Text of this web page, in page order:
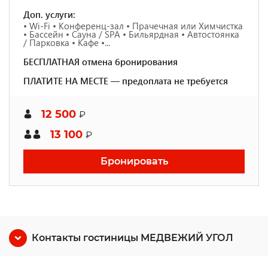
Доп. услуги:
• Wi-Fi • Конференц-зал • Прачечная или Химчистка
• Бассейн • Сауна / SPA • Бильярдная • Автостоянка
/ Парковка • Кафе •...
БЕСПЛАТНАЯ отмена бронирования
ПЛАТИТЕ НА МЕСТЕ — предоплата не требуется
12 500 ₽
13 100 ₽
Бронировать
Контакты гостиницы МЕДВЕЖИЙ УГОЛ